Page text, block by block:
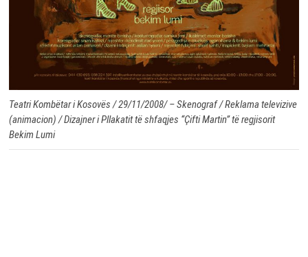
Teatri Kombëtar i Kosovës / 29/11/2008/ – Skenograf / Reklama televizive
(animacion) / Dizajner i Pllakatit të shfaqjes “Çifti Martin” të regjisorit
Bekim Lumi